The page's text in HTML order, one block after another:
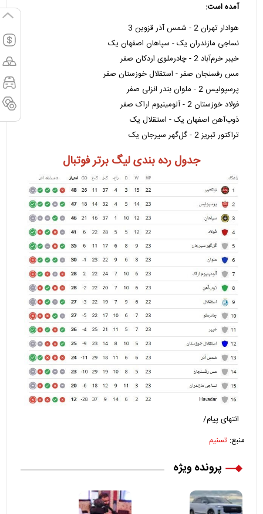
آمده است:
هوادار تهران 2 - شمس آذر قزوین 3
نساجی مازندران یک - سپاهان اصفهان یک
خیبر خرم‌آباد 2 - چادرملوی اردکان صفر
مس رفسنجان صفر - استقلال خوزستان صفر
پرسپولیس 2 - ملوان بندر انزلی صفر
فولاد خوزستان 2 - آلومینیوم اراک صفر
ذوب‌آهن اصفهان یک - استقلال یک
تراکتور تبریز 2 - گل‌گهر سیرجان یک
جدول رده بندی لیگ برتر فوتبال
انتهای پیام/
منبع: تسنیم
پرونده ویژه